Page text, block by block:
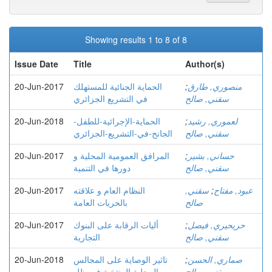
Showing results 1 to 8 of 8
Issue Date
Title
Author(s)
20-Jun-2017
الحماية الجنائية للمستهلك
في التشريع الجزائري
منصوري, طارق;
سقني, صالح
20-Jun-2018
الحماية-الإجرائية-للطفل-
الجانح-في-التشريع-الجزائري
لعموري, رشيد;
سقني, صالح
20-Jun-2017
المرافق العمومية المحلية و
دورها في التنمية
حساني, بشير ;
سقني, صالح
20-Jun-2017
النظام العام و علاقته
بالحريات العامة
عبود, مفتاح; سقني,
صالح
20-Jun-2017
أليات الرقابة على البنوك
التجارية
حريحيري, فيصل;
سقني, صالح
20-Jun-2018
تاثير الوصاية على المجالس
صماري, الحسن;